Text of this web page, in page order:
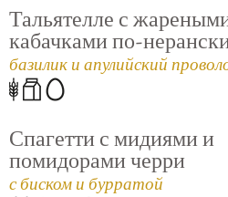
Тальятелле с
кабачками по-
базилик и апулийский
Спагетти с мидиями и
помидорами черри
с биском и бурратой